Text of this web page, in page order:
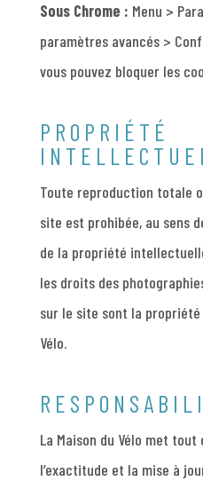
Sous Chrome : Menu >
paramètres avancés >
vous pouvez bloquer les
PROPRIÉTÉ
Toute reproduction totale
site est prohibée, au sens
de la propriété
les droits des
sur le site sont la propriété
Vélo.
La Maison du Vélo met
l’exactitude et la mise à